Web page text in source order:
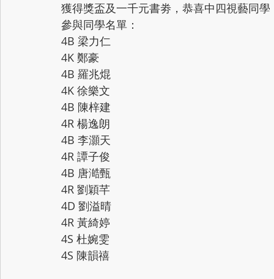
獲得獎盃及一千元書劵，恭喜中四視藝同學
參與同學名單：
4B 梁力仁
4K 鄭豪
4B 羅兆焜
4K 徐樂文
4B 陳梓建
4R 楊逸朗
4B 李灝天
4R 譚子俊
4B 唐澔甄
4R 劉穎芊
4D 劉溢晴
4R 黃綺婷
4S 杜婉雯
4S 陳韻禧